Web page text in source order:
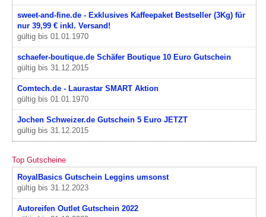
sweet-and-fine.de - Exklusives Kaffeepaket Bestseller (3Kg) für
nur 39,99 € inkl. Versand!
gültig bis 01.01.1970
schaefer-boutique.de Schäfer Boutique 10 Euro Gutschein
gültig bis 31.12.2015
Comtech.de - Laurastar SMART Aktion
gültig bis 01.01.1970
Jochen Schweizer.de Gutschein 5 Euro JETZT
gültig bis 31.12.2015
Top Gutscheine
RoyalBasics Gutschein Leggins umsonst
gültig bis 31.12.2023
Autoreifen Outlet Gutschein 2022